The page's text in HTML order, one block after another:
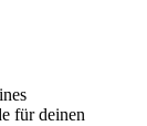
für deinen